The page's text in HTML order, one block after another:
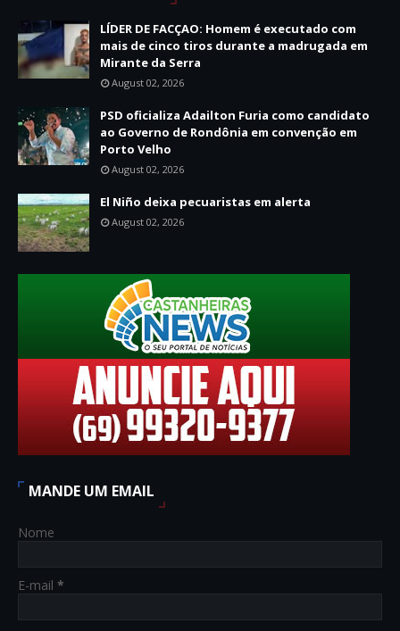
LÍDER DE FACÇAO: Homem é executado com
mais de cinco tiros durante a madrugada em
Mirante da Serra
August 02, 2026
PSD oficializa Adailton Furia como candidato
ao Governo de Rondônia em convenção em
Porto Velho
August 02, 2026
El Niño deixa pecuaristas em alerta
August 02, 2026
MANDE UM EMAIL
Nome
E-mail *